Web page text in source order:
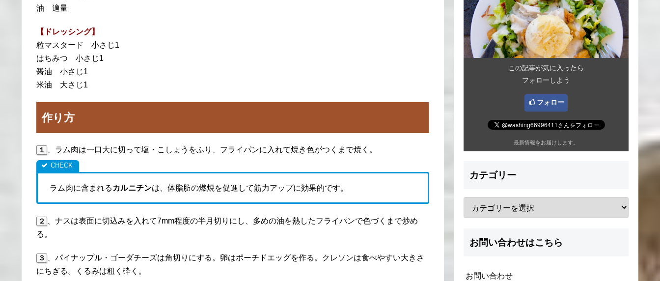
油 適量
【ドレッシング】
粒マスタード 小さじ1
はちみつ 小さじ1
醤油 小さじ1
米油 大さじ1
作り方
１ 、ラム肉は一口大に切って塩・こしょうをふり、フライパンに入れて焼き色がつくまで焼く。
ラム肉に含まれる カルニチンは、体脂肪の燃焼を促進して筋力アップに効果的です。
２ 、ナスは表面に切込みを入れて7mm程度の半月切りにし、多めの油を熱したフライパンで色づくまで炒め
る。
３ 、パイナップル・ゴーダチーズは角切りにする。卵はポーチドエッグを作る。クレソンは食べやすい大きさ
にちぎる。くるみは粗く砕く。
この記事が気に入ったら
フォローしよう
フォロー
最新情報をお届けします。
カテゴリー
お問い合わせはこちら
お問い合わせ